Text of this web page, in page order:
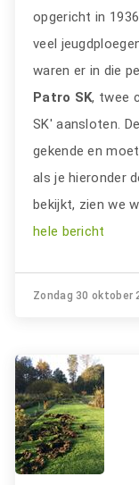
opgericht in
veel
waren er in die
Patro SK, twee
SK' aansloten.
gekende en
als je hieronder
bekijkt, zien we
hele bericht
Zondag 30 oktober